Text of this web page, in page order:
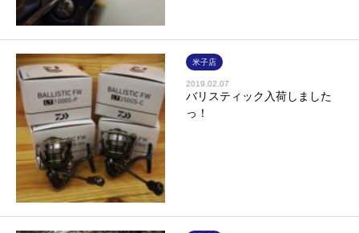
米子店
2019.02.07
バリスティック入荷しました
っ！